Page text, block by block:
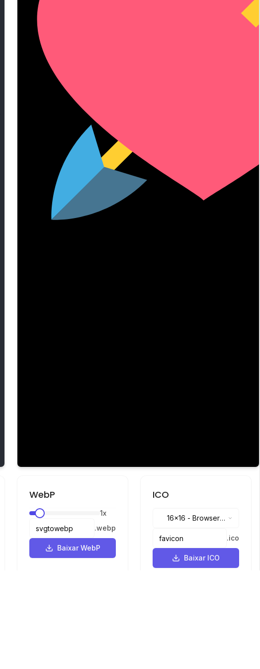
WebP
1x
.webp
Baixar WebP
ICO
16x16 -Browser
.ico
Baixar ICO